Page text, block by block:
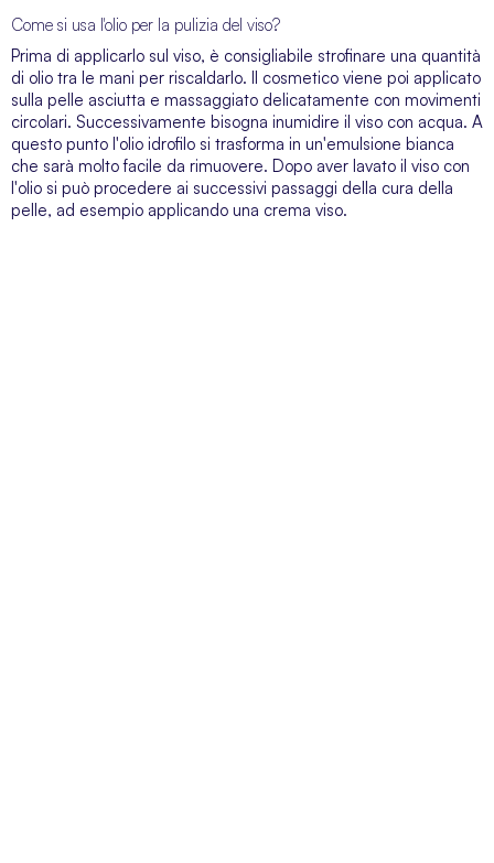
Come si usa l'olio per la pulizia del viso?
Prima di applicarlo sul viso, è consigliabile strofinare una quantità
di olio tra le mani per riscaldarlo. Il cosmetico viene poi applicato
sulla pelle asciutta e massaggiato delicatamente con movimenti
circolari. Successivamente bisogna inumidire il viso con acqua. A
questo punto l'olio idrofilo si trasforma in un'emulsione bianca
che sarà molto facile da rimuovere. Dopo aver lavato il viso con
l'olio si può procedere ai successivi passaggi della cura della
pelle, ad esempio applicando una crema viso.